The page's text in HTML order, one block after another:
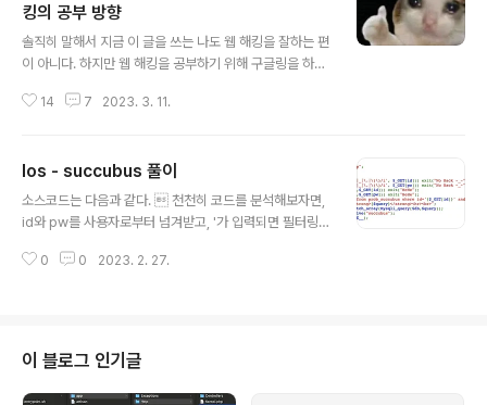
킹의 공부 방향
솔직히 말해서 지금 이 글을 쓰는 나도 웹 해킹을 잘하는 편
이 아니다. 하지만 웹 해킹을 공부하기 위해 구글링을 하는
할지 모르는 사람들을 위해 이 글을 쓴다. 부디 내 글이 웹
야 한다고 생각합니다. 이건 제 개인적인 생각이 아니라, 웹
해킹을 하는 거의 대부분의 사람들이 하는 말 입니다. 직접
웹 페이지를 개발해보면서 서버 내부 코드가 어떻게 작동
킹에 큰 도움이 되기 때문입니다. 웹을 개발할 수 있는 언어
14 7 2023. 3. 11.
los - succubus 풀이
소스코드는 다음과 같다.  천천히 코드를 분석해보자면,
id와 pw를 사용자로부터 넘겨받고, '가 입력되면 필터링한
ery문에 대한 값이 존재하면 문제를 클리어 시켜준다. 처
때리며 문제 풀이법을 생각하던 중, 기적같이 \가 떠올랐다.
\를 사용하면 Query문에 있는 '를 SQL의 특수기호가 아
닌 그저 하나의 문자로 만들 수 있기에, '없이도 SQLi를 성
0 0 2023. 2. 27.
이 블로그 인기글